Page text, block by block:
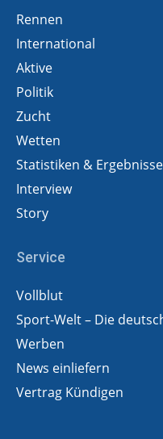
Rennen
International
Aktive
Politik
Zucht
Wetten
Statistiken & Ergebnisse
Interview
Story
Service
Vollblut
Sport-Welt – Die
Werben
News einliefern
Vertrag Kündigen